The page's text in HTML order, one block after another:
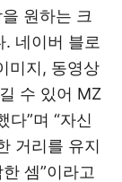
원하는 크
네이버 블로
미지, 동영상
수 있어 MZ
”며 “자신
거리를 유지
셈”이라고